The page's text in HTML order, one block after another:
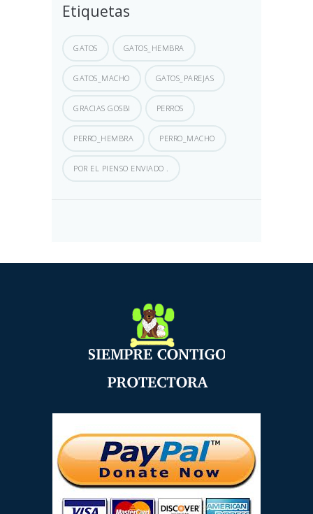
Etiquetas
GATOS GATOS_HEMBRA
GATOS_MACHO GATOS_PAREJAS
GRACIAS GOSBI PERROS
PERRO_HEMBRA PERRO_MACHO
POR EL PIENSO ENVIADO .